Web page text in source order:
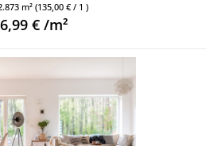
m² (135,00 € / 1 )
€ /m²